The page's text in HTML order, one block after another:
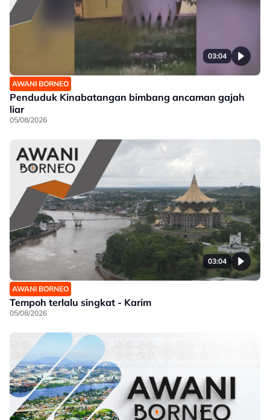
03:04
AWANI BORNEO
Penduduk Kinabatangan bimbang ancaman gajah
liar
05/08/2026
03:04
AWANI BORNEO
Tempoh terlalu singkat - Karim
05/08/2026